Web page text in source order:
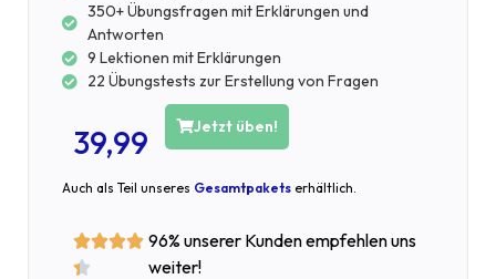
350+ Übungsfragen mit Erklärungen und
Antworten
9 Lektionen mit Erklärungen
22 Übungstests zur Erstellung von Fragen
39,99 Jetzt üben!
Auch als Teil unseres Gesamtpakets erhältlich.


96% unserer Kunden empfehlen uns
weiter!